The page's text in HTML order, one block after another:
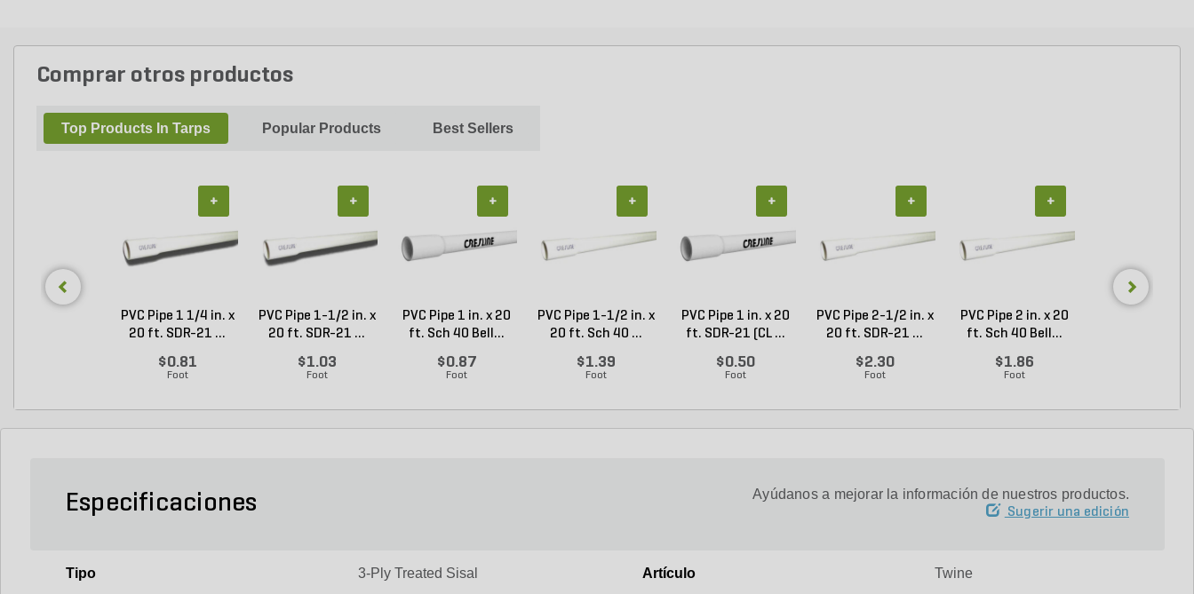
Comprar otros productos
Top Products In Tarps Popular Products Best Sellers
PVC Pipe 1 1/4 in. x
20 ft. SDR-21 ...
$0.81
Foot
+
PVC Pipe 1-1/2 in. x
20 ft. SDR-21 ...
$1.03
Foot
+
PVC Pipe 1 in. x 20
ft. Sch 40 Bell...
$0.87
Foot
+
PVC Pipe 1-1/2 in. x
20 ft. Sch 40 ...
$1.39
Foot
+
PVC Pipe 1 in. x 20
ft. SDR-21 (CL ...
$0.50
Foot
+
PVC Pipe 2-1/2 in. x
20 ft. SDR-21 ...
$2.30
Foot
+
PVC Pipe 2 in. x 20
ft. Sch 40 Bell...
$1.86
Foot
+
Especificaciones Ayúdanos a mejorar la información de nuestros productos.
Sugerir una edición
Tipo 3-Ply Treated Sisal Artículo Twine